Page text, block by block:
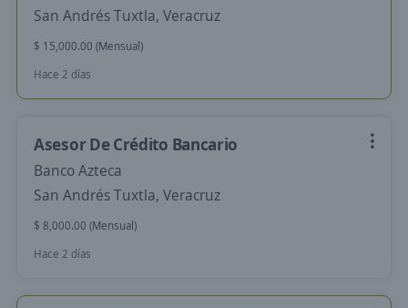
San Andrés Tuxtla, Veracruz
$ 15,000.00 (Mensual)
Hace 2 días
Asesor De Crédito Bancario
Banco Azteca
San Andrés Tuxtla, Veracruz
$ 8,000.00 (Mensual)
Hace 2 días